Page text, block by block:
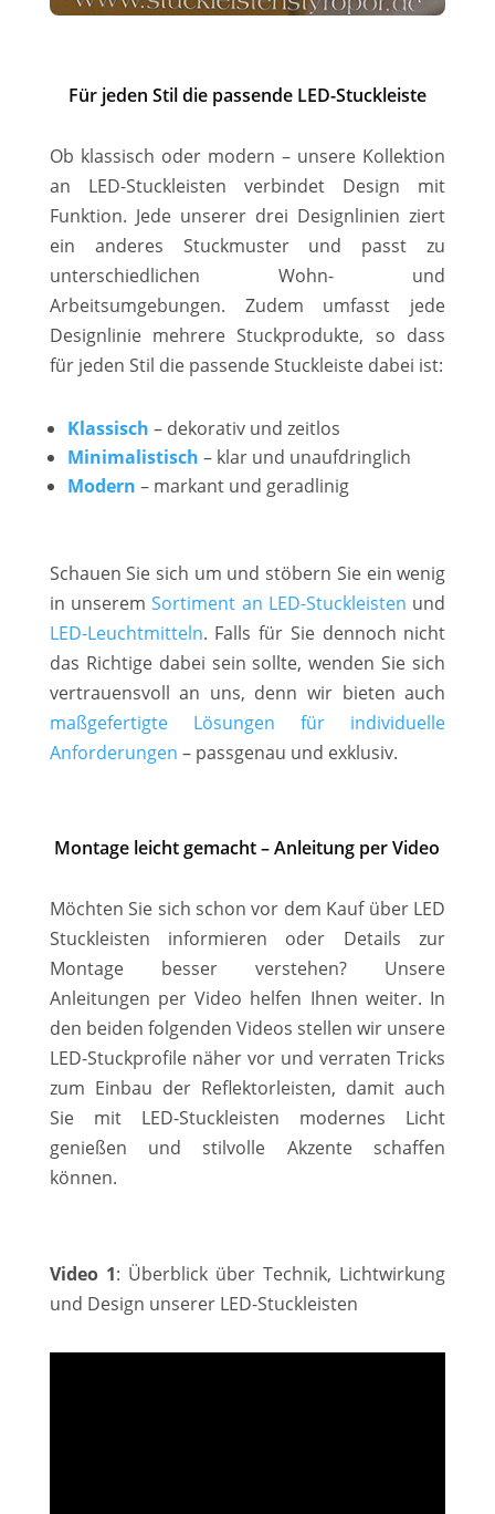
Für jeden Stil die passende LED-Stuckleiste
Ob klassisch oder modern – unsere Kollektion
an LED-Stuckleisten verbindet Design mit
Funktion. Jede unserer drei Designlinien ziert
ein anderes Stuckmuster und passt zu
unterschiedlichen Wohn- und
Arbeitsumgebungen. Zudem umfasst jede
Designlinie mehrere Stuckprodukte, so dass
für jeden Stil die passende Stuckleiste dabei ist:
Klassisch – dekorativ und zeitlos
Minimalistisch – klar und unaufdringlich
Modern – markant und geradlinig
Schauen Sie sich um und stöbern Sie ein wenig
in unseremSortiment an LED-Stuckleisten und
LED-Leuchtmitteln. Falls für Sie dennoch nicht
das Richtige dabei sein sollte, wenden Sie sich
vertrauensvoll an uns, denn wir bieten auch
maßgefertigte Lösungen für individuelle
Anforderungen – passgenau und exklusiv.
Montage leicht gemacht – Anleitung per Video
Möchten Sie sich schon vor dem Kauf über LED
Stuckleisten informieren oder Details zur
Montage besser verstehen? Unsere
Anleitungen per Video helfen Ihnen weiter. In
den beiden folgenden Videos stellen wir unsere
LED-Stuckprofile näher vor und verraten Tricks
zum Einbau der Reflektorleisten, damit auch
Sie mit LED-Stuckleisten modernes Licht
genießen und stilvolle Akzente schaffen
können.
Video 1: Überblick über Technik, Lichtwirkung
und Design unserer LED-Stuckleisten